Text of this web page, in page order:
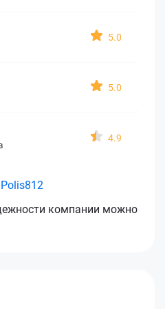
5.0
5.0
4.9
компании можно